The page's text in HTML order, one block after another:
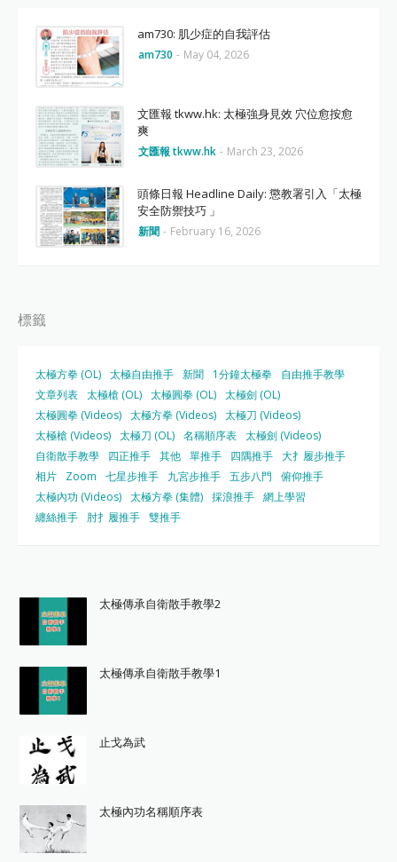
am730: 肌少症的自我評估
am730 - May 04, 2026
文匯報 tkww.hk: 太極強身見效 穴位愈按愈
爽
文匯報 tkww.hk - March 23, 2026
頭條日報 Headline Daily: 懲教署引入「太極
安全防禦技巧 」
新聞 - February 16, 2026
標籤
太極方拳 (OL) 太極自由推手 新聞 1分鐘太極拳
自由推手教學
文章列表 太極槍 (OL) 太極圓拳 (OL) 太極劍 (OL)
太極圓拳 (Videos) 太極方拳 (Videos) 太極刀 (Videos)
太極槍 (Videos) 太極刀 (OL) 名稱順序表 太極劍 (Videos)
自衛散手教學
四正推手 其他 單推手 四隅推手 大扌履步推手
相片
Zoom 七星步推手 九宮步推手 五步八門
俯仰推手
太極內功 (Videos) 太極方拳 (集體) 採浪推手 網上學習
纏絲推手
肘扌履推手 雙推手
太極傳承自衛散手教學2
太極傳承自衛散手教學1
止戈為武
太極內功名稱順序表